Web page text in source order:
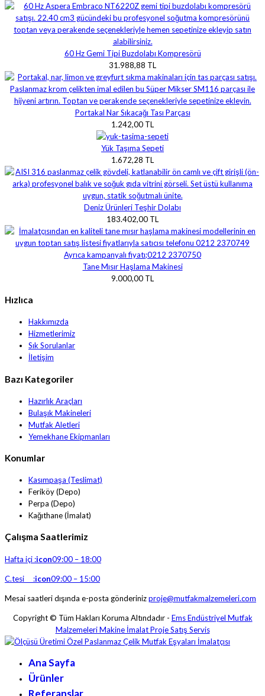
60 Hz Gemi Tipi Buzdolabı Kompresörü
31.988,88 TL
Portakal Nar Sıkacağı Tası Parçası
1.242,00 TL
Yük Taşıma Sepeti
1.672,28 TL
Deniz Ürünleri Teşhir Dolabı
183.402,00 TL
Tane Mısır Haşlama Makinesi
9.000,00 TL
Hızlıca
Hakkımızda
Hizmetlerimiz
Sık Sorulanlar
İletişim
Bazı Kategoriler
Hazırlık Araçları
Bulaşık Makineleri
Mutfak Aletleri
Yemekhane Ekipmanları
Konumlar
Kasımpaşa (Teslimat)
Feriköy (Depo)
Perpa (Depo)
Kağıthane (İmalat)
Çalışma Saatlerimiz
Hafta içi :icon09:00 – 18:00
C.tesi :icon09:00 – 15:00
Mesai saatleri dışında e-posta gönderinizproje@mutfakmalzemeleri.com
Copyright © Tüm Hakları Koruma Altındadır - Ems Endüstriyel Mutfak
Malzemeleri Makine İmalat Proje Satış Servis
Ana Sayfa
Ürünler
Referanslar